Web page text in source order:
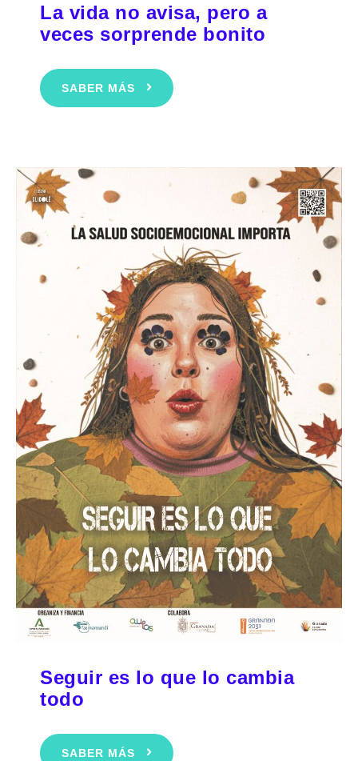
La vida no avisa, pero a
veces sorprende bonito
SABER MÁS
Seguir es lo que lo cambia
todo
SABER MÁS